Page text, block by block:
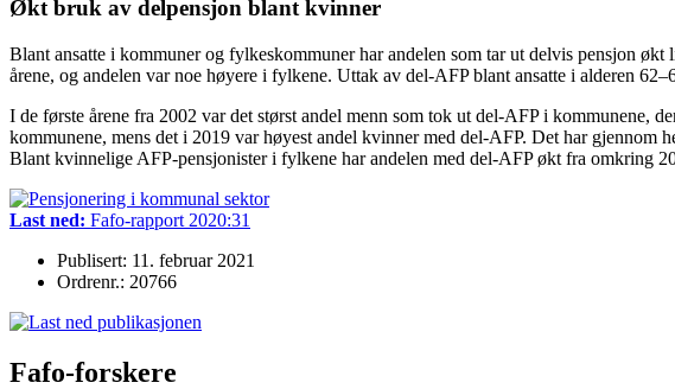
Økt bruk av delpensjon blant kvinner
Blant ansatte i kommuner og fylkeskommuner har andelen som tar ut delvis pensjon
årene, og andelen var noe høyere i fylkene. Uttak av del-AFP blant ansatte i alderen
I de første årene fra 2002 var det størst andel menn som tok ut del-AFP i kommunene,
kommunene, mens det i 2019 var høyest andel kvinner med del-AFP. Det har gjennom
Blant kvinnelige AFP-pensjonister i fylkene har andelen med del-AFP økt fra omkring
Last ned: Fafo-rapport 2020:31
Publisert: 11. februar 2021
Ordrenr.: 20766
Fafo-forskere